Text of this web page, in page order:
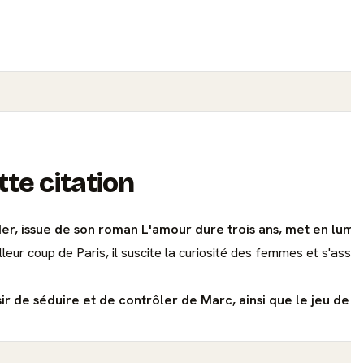
citation
issue de son roman L'amour dure trois ans, met en
coup de Paris, il suscite la curiosité des femmes et
de séduire et de contrôler de Marc, ainsi que le jeu